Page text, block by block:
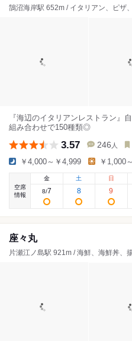
鵠沼海岸駅 652m / イタリアン、ピザ
『海辺のイタリアンレストラン』
組み合わせで150種類◎
3.57 246 人
￥4,000～￥4,999 ￥1,000
空席
情報
金
8/7
土
8
日
9
座々丸
片瀬江ノ島駅 921m / 海鮮、海鮮丼、